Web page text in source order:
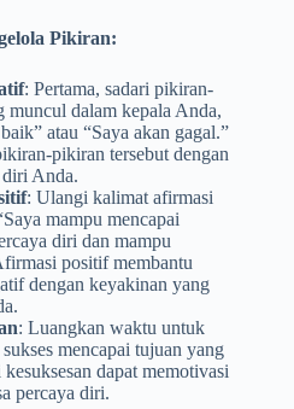
Pikiran:
: Pertama, sadari pikiran-
muncul dalam kepala Anda,
atau “Saya akan gagal.”
pikiran tersebut dengan
Anda.
: Ulangi kalimat afirmasi
mampu mencapai
diri dan mampu
positif membantu
dengan keyakinan yang
: Luangkan waktu untuk
mencapai tujuan yang
dapat memotivasi
percaya diri.